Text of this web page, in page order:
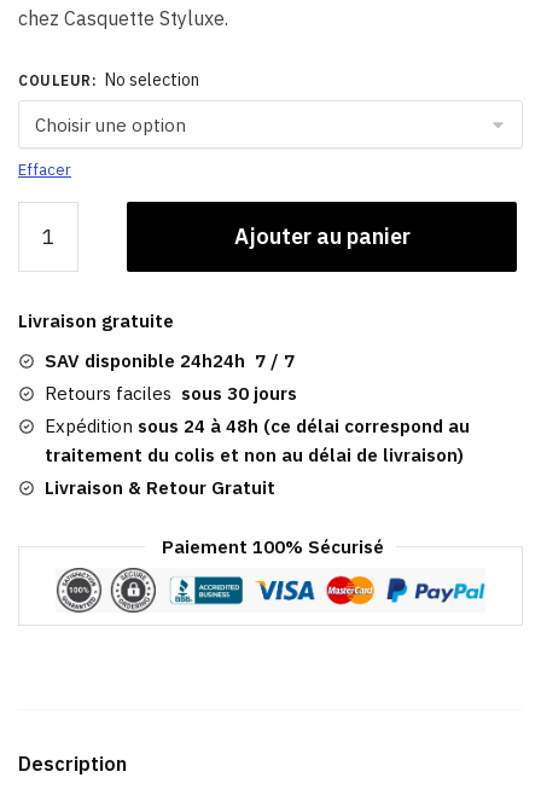
chez Casquette Styluxe.
COULEUR : No selection
Effacer
Casquette
|
Baseball
Alwayse
Ajouter au panier
Livraison gratuite
SAV disponible 24h24h 7 / 7
Retours faciles sous 30 jours
Expédition sous 24 à 48h (ce délai correspond au
traitement du colis et non au délai de livraison)
Livraison & Retour Gratuit
Paiement 100% Sécurisé
Description